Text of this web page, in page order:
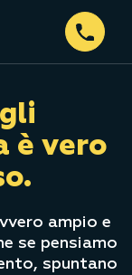
è vero
ampio e
se pensiamo
spuntano